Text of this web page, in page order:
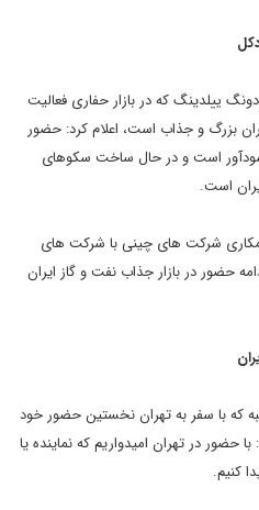
ییلدینگ که در بازار حفاری فعالیت
بزرگ و جذاب است، اعلام کرد: حضور
است و در حال ساخت سکوهای
است.
شرکت های چینی با شرکت های
حضور در بازار جذاب نفت و گاز ایران
که با سفر به تهران نخستین حضور خود
در تهران امیدواریم که نماینده یا
کنیم.